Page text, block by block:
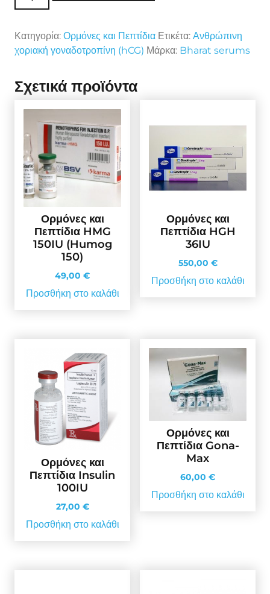
Κατηγορία: Ορμόνες και Πεπτίδια Ετικέτα: Ανθρώπινη
χοριακή γοναδοτροπίνη (hCG) Μάρκα: Bharat serums
Σχετικά προϊόντα
Ορμόνες και
Πεπτίδια HMG
150IU (Humog
150)
49,00 €
Προσθήκη στο καλάθι
Ορμόνες και
Πεπτίδια HGH
36IU
550,00 €
Προσθήκη στο καλάθι
Ορμόνες και
Πεπτίδια Insulin
100IU
27,00 €
Προσθήκη στο καλάθι
Ορμόνες και
Πεπτίδια Gona-
Max
60,00 €
Προσθήκη στο καλάθι